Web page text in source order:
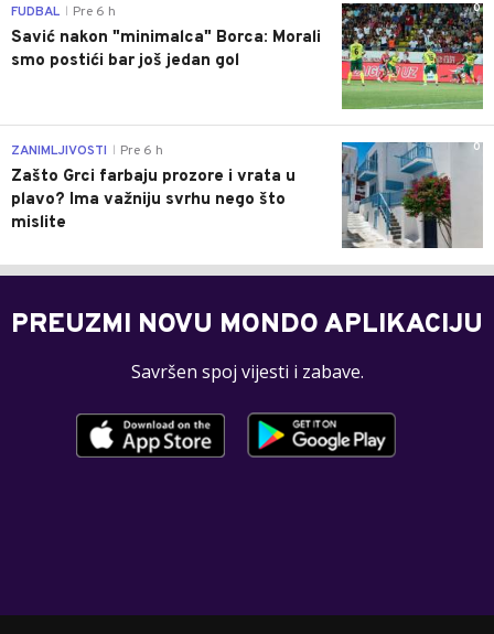
0
FUDBAL Pre 6 h
Savić nakon "minimalca" Borca: Morali
smo postići bar još jedan gol
0
ZANIMLJIVOSTI Pre 6 h
Zašto Grci farbaju prozore i vrata u
plavo? Ima važniju svrhu nego što
mislite
PREUZMI NOVU MONDO APLIKACIJU
Savršen spoj vijesti i zabave.